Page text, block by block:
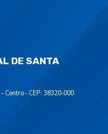
DE SANTA
Centro - CEP: 38320-000